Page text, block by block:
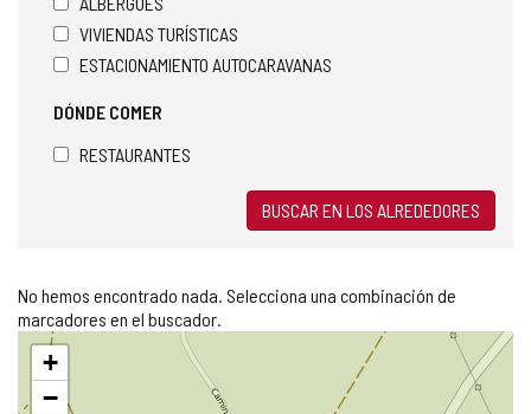
VIVIENDAS TURÍSTICAS
ESTACIONAMIENTO AUTOCARAVANAS
DÓNDE COMER
RESTAURANTES
BUSCAR EN LOS ALREDEDORES
No hemos encontrado nada. Selecciona una combinación de
marcadores en el buscador.
Saltar
mapa
+
−